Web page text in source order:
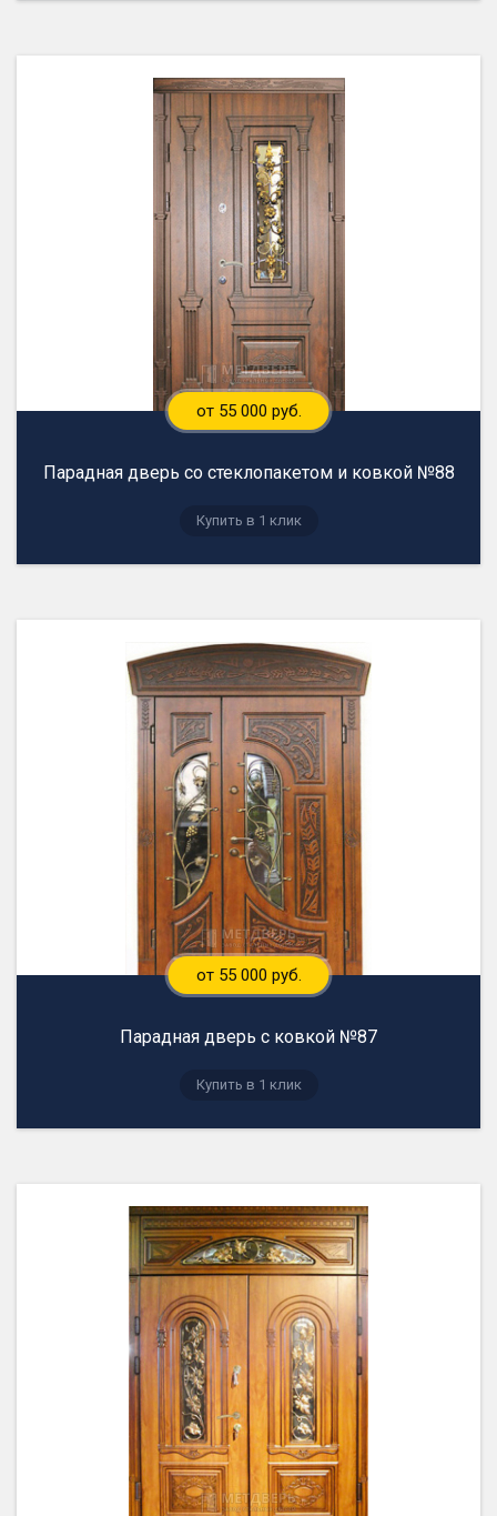
от 55 000 руб.
Парадная дверь со стеклопакетом и ковкой №88
от 55 000 руб.
Парадная дверь с ковкой №87